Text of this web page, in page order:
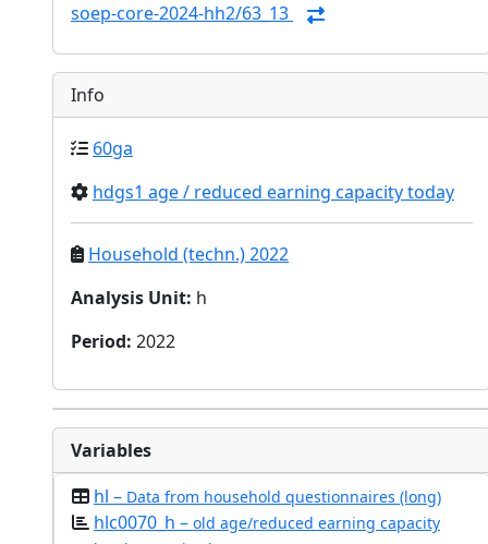
soep-core-2024-hh2/63_13
Info
60ga
hdgs1 age / reduced earning capacity today
Household (techn.) 2022
Analysis Unit: h
Period: 2022
Variables
hl – Data from household questionnaires (long)
hlc0070_h – old age/reduced earning capacity